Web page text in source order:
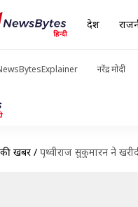
देश
नरेंद्र मोदी
खबरें / पृथ्वीराज सुकुमारन ने